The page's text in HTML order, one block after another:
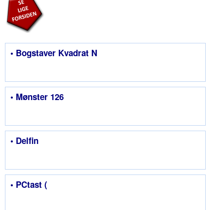
• Bogstaver Kvadrat N
• Mønster 126
• Delfin
• PCtast (